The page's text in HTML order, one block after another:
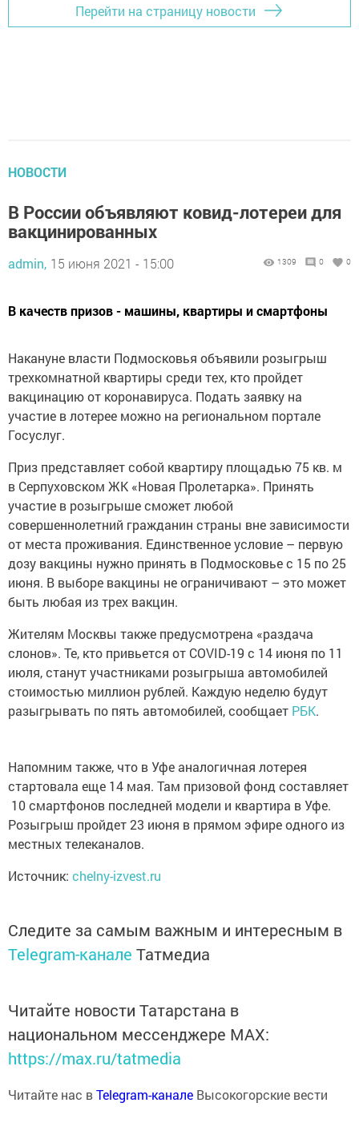
Перейти на страницу новости
НОВОСТИ
В России объявляют ковид-лотереи для
вакцинированных
admin, 15 июня 2021 - 15:00 1309 0 0
В качеств призов - машины, квартиры и смартфоны
Накануне власти Подмосковья объявили розыгрыш
трехкомнатной квартиры среди тех, кто пройдет
вакцинацию от коронавируса. Подать заявку на
участие в лотерее можно на региональном портале
Госуслуг.
Приз представляет собой квартиру площадью 75 кв. м
в Серпуховском ЖК «Новая Пролетарка». Принять
участие в розыгрыше сможет любой
совершеннолетний гражданин страны вне зависимости
от места проживания. Единственное условие – первую
дозу вакцины нужно принять в Подмосковье с 15 по 25
июня. В выборе вакцины не ограничивают – это может
быть любая из трех вакцин.
Жителям Москвы также предусмотрена «раздача
слонов». Те, кто привьется от COVID-19 с 14 июня по 11
июля, станут участниками розыгрыша автомобилей
стоимостью миллион рублей. Каждую неделю будут
разыгрывать по пять автомобилей, сообщает РБК.
Напомним также, что в Уфе аналогичная лотерея
стартовала еще 14 мая. Там призовой фонд составляет
10 смартфонов последней модели и квартира в Уфе.
Розыгрыш пройдет 23 июня в прямом эфире одного из
местных телеканалов.
Источник: chelny-izvest.ru
Следите за самым важным и интересным в
Telegram-канале Татмедиа
Читайте новости Татарстана в
национальном мессенджере MАХ:
https://max.ru/tatmedia
Читайте нас вTelegram-канале Высокогорские вести